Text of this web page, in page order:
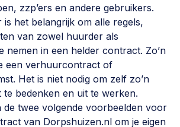
zzp’ers en andere gebruikers.
het belangrijk om alle regels,
van zowel huurder als
nemen in een helder contract. Zo’n
een verhuurcontract of
Het is niet nodig om zelf zo’n
bedenken en uit te werken.
de twee volgende voorbeelden voor
van Dorpshuizen.nl om je eigen